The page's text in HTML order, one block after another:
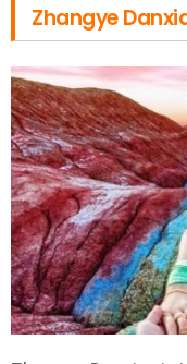
Zhangye